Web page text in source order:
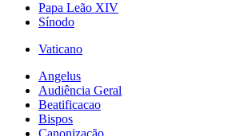
Papa Leão XIV
Sínodo
Vaticano
Angelus
Audiência Geral
Beatificacao
Bispos
Canonização